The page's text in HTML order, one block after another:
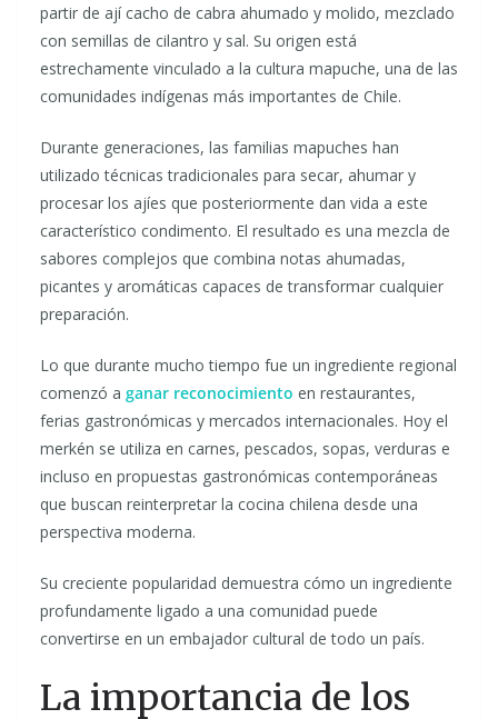
partir de ají cacho de cabra ahumado y molido, mezclado
con semillas de cilantro y sal. Su origen está
estrechamente vinculado a la cultura mapuche, una de las
comunidades indígenas más importantes de Chile.
Durante generaciones, las familias mapuches han
utilizado técnicas tradicionales para secar, ahumar y
procesar los ajíes que posteriormente dan vida a este
característico condimento. El resultado es una mezcla de
sabores complejos que combina notas ahumadas,
picantes y aromáticas capaces de transformar cualquier
preparación.
Lo que durante mucho tiempo fue un ingrediente regional
comenzó a ganar reconocimiento en restaurantes,
ferias gastronómicas y mercados internacionales. Hoy el
merkén se utiliza en carnes, pescados, sopas, verduras e
incluso en propuestas gastronómicas contemporáneas
que buscan reinterpretar la cocina chilena desde una
perspectiva moderna.
Su creciente popularidad demuestra cómo un ingrediente
profundamente ligado a una comunidad puede
convertirse en un embajador cultural de todo un país.
La importancia de los